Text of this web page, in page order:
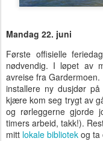
Mandag 22. juni
Første offisielle
nødvendig. I løpet av
avreise fra
installere ny dusjdør
kjære kom seg trygt av
og rørleggerne gjorde
timers arbeid, takk!).
mitt lokale bibliotek og ta